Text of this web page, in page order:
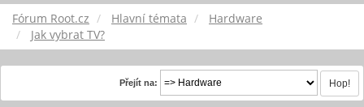
Fórum Root.cz Hlavní témata
Hardware
Jak vybrat TV?
Přejít na: